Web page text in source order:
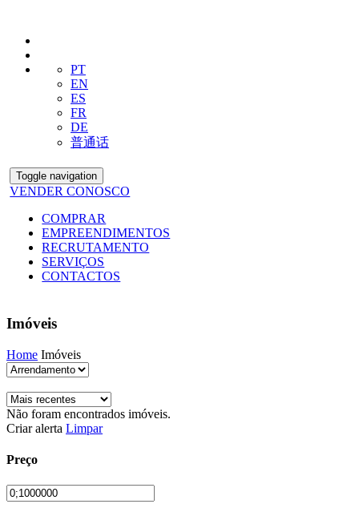
PT
EN
ES
FR
DE
普通话
Toggle navigation
VENDER CONOSCO
COMPRAR
EMPREENDIMENTOS
RECRUTAMENTO
SERVIÇOS
CONTACTOS
Imóveis
Home Imóveis
Não foram encontrados imóveis.
Criar alerta Limpar
Preço